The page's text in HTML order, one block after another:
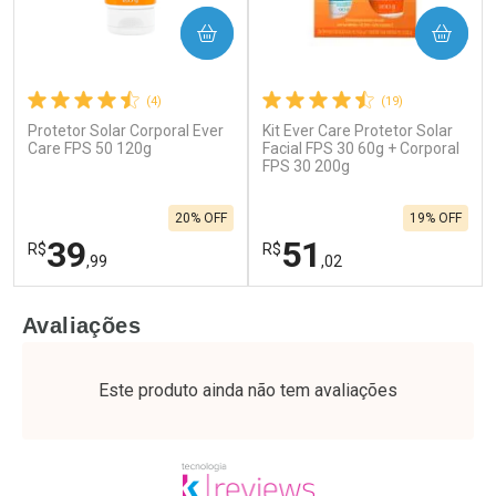
(4)
Protetor Solar Corporal Ever
Care FPS 50 120g
R$39,99
20% OFF
COMPRAR
Laboratório
Por Menos
(19)
Kit Ever Care Protetor Solar
Facial FPS 30 60g + Corporal
FPS 30 200g
R$51 ,02
19% OFF
COMPRAR
Laboratório
Por Menos
Avaliações
Este produto ainda não tem avaliações